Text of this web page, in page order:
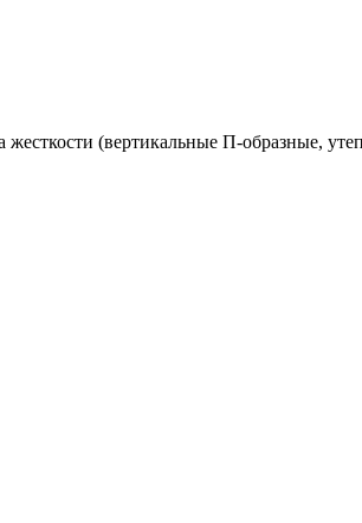
(вертикальные П-образные,